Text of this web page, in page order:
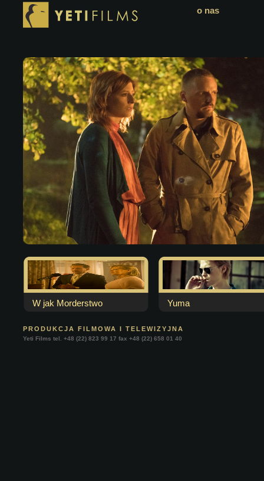
o nas
W jak Morderstwo Yuma
PRODUKCJA FILMOWA I TELEWIZYJNA
Yeti Films tel. +48 (22) 823 99 17 fax +48 (22) 658 01 40